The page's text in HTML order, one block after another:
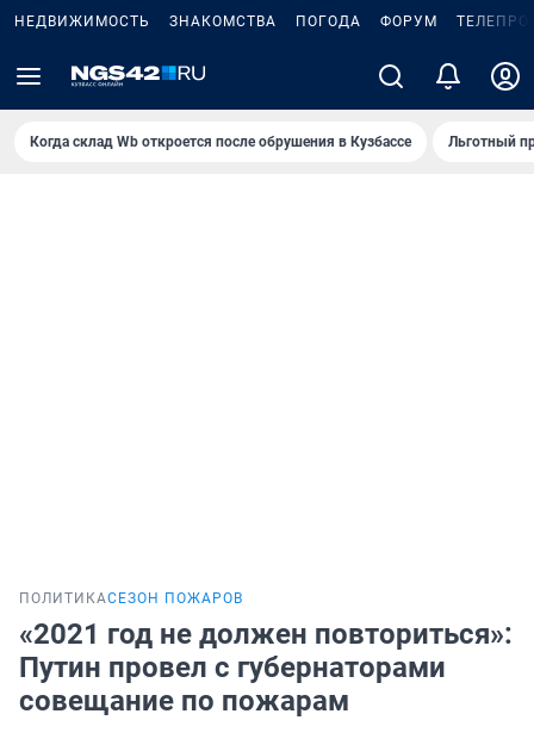
НЕДВИЖИМОСТЬ ЗНАКОМСТВА ПОГОДА ФОРУМ
Когда склад Wb откроется после обрушения в Кузбассе Льготный
ПОЛИТИКАСЕЗОН ПОЖАРОВ
«2021 год не должен повториться»:
Путин провел с губернаторами
совещание по пожарам